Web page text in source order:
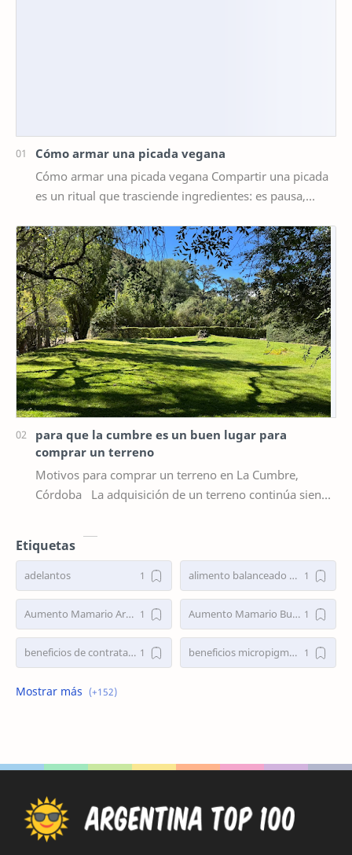
Cómo armar una picada vegana
Cómo armar una picada vegana Compartir una picada
es un ritual que trasciende ingredientes: es pausa,
para que la cumbre es un buen lugar para
comprar un terreno
Motivos para comprar un terreno en La Cumbre,
Córdoba La adquisición de un terreno continúa siendo
Etiquetas
adelantos alimento balanceado gatos
Aumento Mamario Argentina Aumento Mamario Buenos Aires
beneficios de contratar personal eventual beneficios micropigmentacion de cejas
bolsa de trabajo
bolsa de trabajo la plata bumeran empleos
buscar trabajo busco empleo
busco empleo cordoba